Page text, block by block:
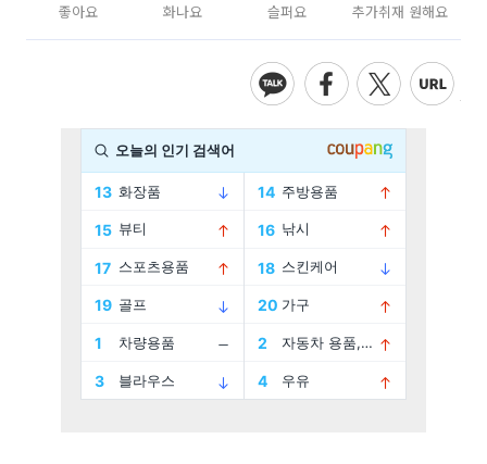
좋아요 화나요 슬퍼요 추가취재 원해요